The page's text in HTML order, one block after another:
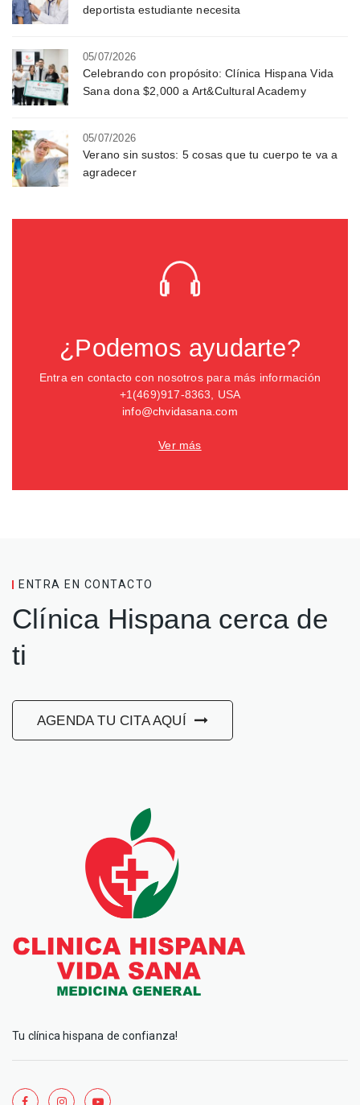
deportista estudiante necesita
05/07/2026
Celebrando con propósito: Clínica Hispana Vida
Sana dona $2,000 a Art&Cultural Academy
05/07/2026
Verano sin sustos: 5 cosas que tu cuerpo te va a
agradecer
¿Podemos ayudarte?
Entra en contacto con nosotros para más información
+1(469)917-8363, USA
info@chvidasana.com
Ver más
ENTRA EN CONTACTO
Clínica Hispana cerca de
ti
AGENDA TU CITA AQUÍ
Tu clínica hispana de confianza!